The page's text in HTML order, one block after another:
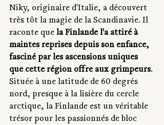
Niky, originaire d'Italie, a découvert
très tôt la magie de la Scandinavie. Il
raconte que la Finlande l'a attiré à
maintes reprises depuis son enfance,
fasciné par les ascensions uniques
que cette région offre aux grimpeurs.
Située à une latitude de 60 degrés
nord, presque à la lisière du cercle
arctique, la Finlande est un véritable
trésor pour les passionnés de bloc